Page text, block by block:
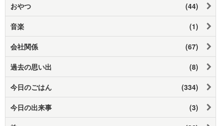
おやつ (44)
音楽 (1)
会社関係 (67)
過去の思い出 (8)
今日のごはん (334)
今日の出来事 (3)